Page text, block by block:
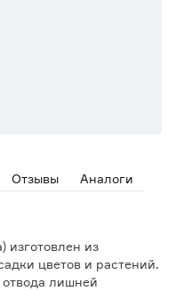
Отзывы Аналоги
изготовлен из
цветов и растений.
лишней